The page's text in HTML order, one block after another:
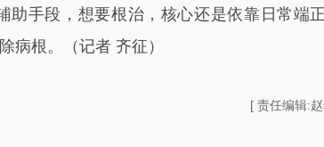
助手段，想要根治，核心还是依靠日常端
病根。（记者 齐征）
[ 责任编辑: